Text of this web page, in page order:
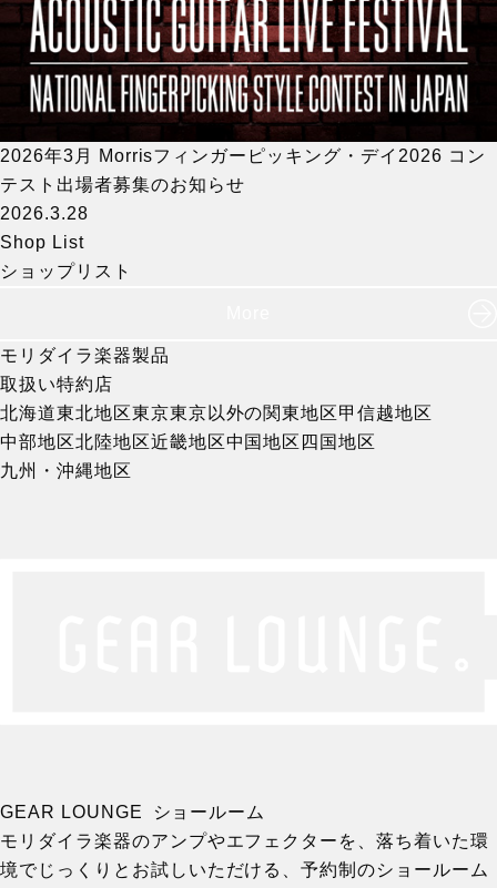
2026年3月 Morrisフィンガーピッキング・デイ2026 コン
テスト出場者募集のお知らせ
2026.3.28
Shop List
ショップリスト
モリダイラ楽器製品
取扱い特約店
北海道東北地区東京東京以外の関東地区甲信越地区
中部地区北陸地区近畿地区中国地区 四国地区
九州・沖縄地区
GEAR LOUNGE ショールーム
モリダイラ楽器のアンプやエフェクターを、落ち着いた環
境でじっくりとお試しいただける、予約制のショールーム